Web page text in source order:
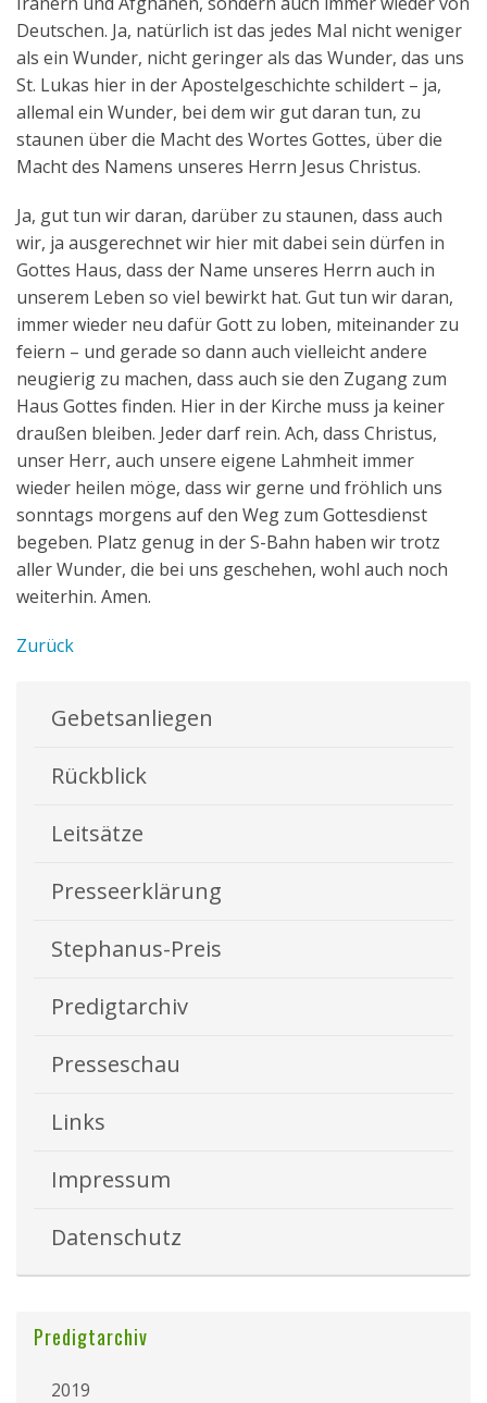
Deutschen. Ja, natürlich ist das jedes Mal nicht weniger
als ein Wunder, nicht geringer als das Wunder, das uns
St. Lukas hier in der Apostelgeschichte schildert – ja,
allemal ein Wunder, bei dem wir gut daran tun, zu
staunen über die Macht des Wortes Gottes, über die
Macht des Namens unseres Herrn Jesus Christus.
Ja, gut tun wir daran, darüber zu staunen, dass auch
wir, ja ausgerechnet wir hier mit dabei sein dürfen in
Gottes Haus, dass der Name unseres Herrn auch in
unserem Leben so viel bewirkt hat. Gut tun wir daran,
immer wieder neu dafür Gott zu loben, miteinander zu
feiern – und gerade so dann auch vielleicht andere
neugierig zu machen, dass auch sie den Zugang zum
Haus Gottes finden. Hier in der Kirche muss ja keiner
draußen bleiben. Jeder darf rein. Ach, dass Christus,
unser Herr, auch unsere eigene Lahmheit immer
wieder heilen möge, dass wir gerne und fröhlich uns
sonntags morgens auf den Weg zum Gottesdienst
begeben. Platz genug in der S-Bahn haben wir trotz
aller Wunder, die bei uns geschehen, wohl auch noch
weiterhin. Amen.
Zurück
Gebetsanliegen
Rückblick
Leitsätze
Presseerklärung
Stephanus-Preis
Predigtarchiv
Presseschau
Links
Impressum
Datenschutz
Predigtarchiv
2019